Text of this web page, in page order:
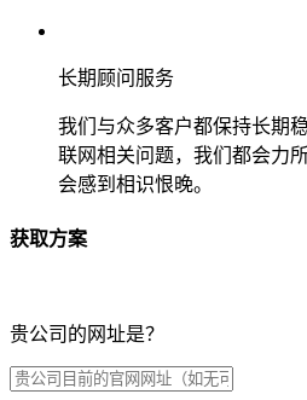
长期顾问服务
我们与众多客户都保持长期
联网相关问题，我们都会力
会感到相识恨晚。
获取方案
贵公司的网址是？